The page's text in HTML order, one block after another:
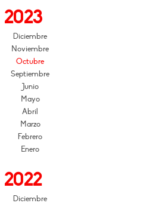
2023
Diciembre
Noviembre
Octubre
Septiembre
Junio
Mayo
Abril
Marzo
Febrero
Enero
2022
Diciembre